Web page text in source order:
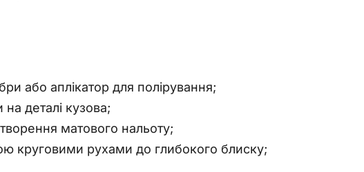
або аплікатор для полірування;
деталі кузова;
матового нальоту;
круговими рухами до глибокого блиску;